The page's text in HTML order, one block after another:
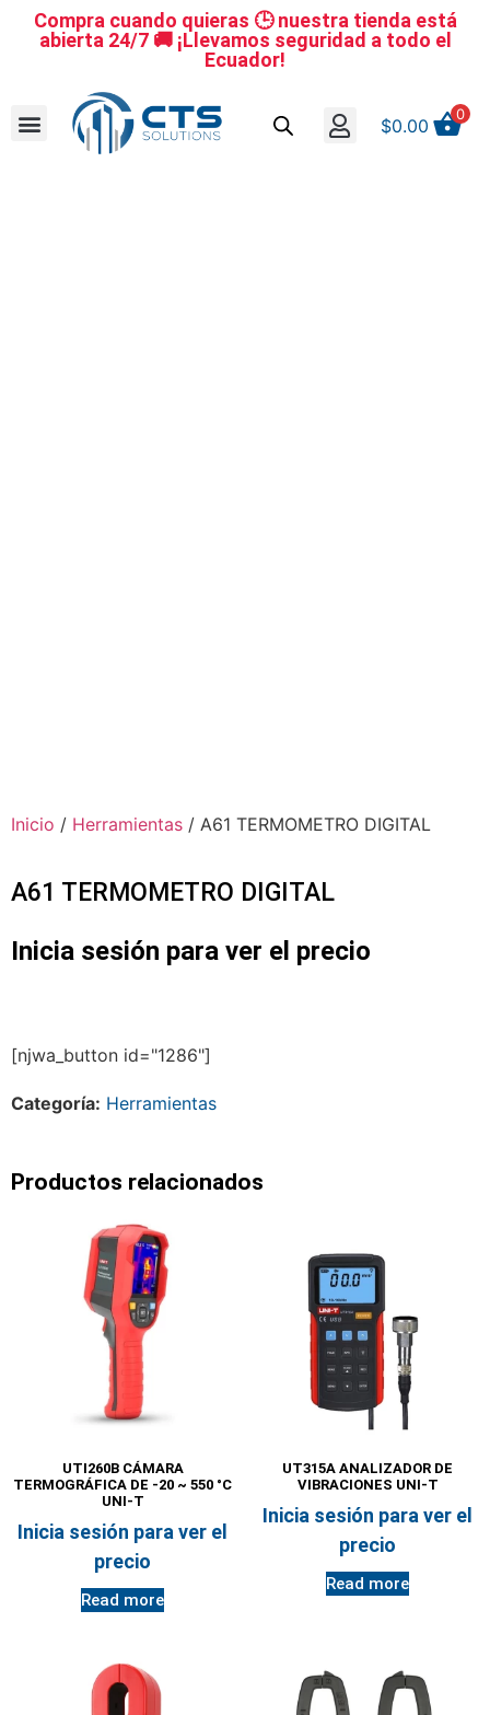
Compra cuando quieras 🕒 nuestra tienda está
abierta 24/7 🚚 ¡Llevamos seguridad a todo el
Ecuador!
$0.00
0
Inicio / Herramientas / A61 TERMOMETRO DIGITAL
A61 TERMOMETRO DIGITAL
Inicia sesión para ver el precio
[njwa_button id="1286"]
Categoría: Herramientas
Productos relacionados
UTI260B CÁMARA
TERMOGRÁFICA DE -20 ~ 550 °C
UNI-T
Inicia sesión para ver el
precio
Read more
UT315A ANALIZADOR DE
VIBRACIONES UNI-T
Inicia sesión para ver el
precio
Read more